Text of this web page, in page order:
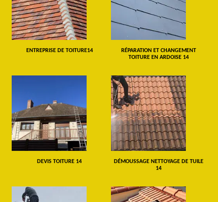
ENTREPRISE DE TOITURE14
RÉPARATION ET CHANGEMENT
TOITURE EN ARDOISE 14
DEVIS TOITURE 14
DÉMOUSSAGE NETTOYAGE DE TUILE
14